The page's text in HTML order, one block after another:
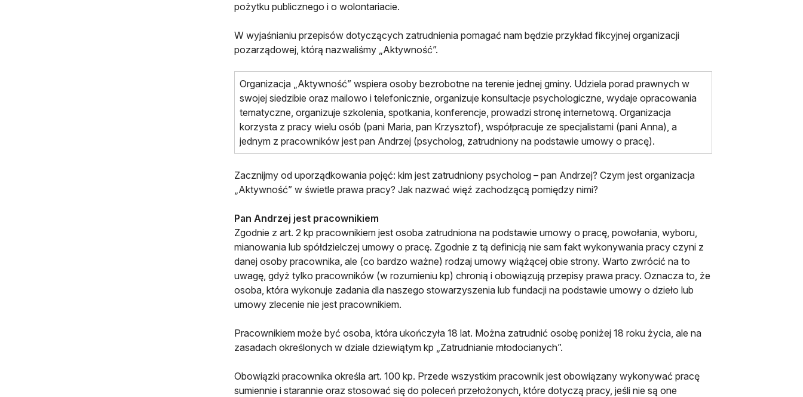
pożytku publicznego i o wolontariacie.
W wyjaśnianiu przepisów dotyczących zatrudnienia pomagać nam będzie przykład fikcyjnej organizacji
pozarządowej, którą nazwaliśmy „Aktywność”.
Organizacja „Aktywność” wspiera osoby bezrobotne na terenie jednej gminy. Udziela porad prawnych w
swojej siedzibie oraz mailowo i telefonicznie, organizuje konsultacje psychologiczne, wydaje opracowania
tematyczne, organizuje szkolenia, spotkania, konferencje, prowadzi stronę internetową. Organizacja
korzysta z pracy wielu osób (pani Maria, pan Krzysztof), współpracuje ze specjalistami (pani Anna), a
jednym z pracowników jest pan Andrzej (psycholog, zatrudniony na podstawie umowy o pracę).
Zacznijmy od uporządkowania pojęć: kim jest zatrudniony psycholog – pan Andrzej? Czym jest organizacja
„Aktywność” w świetle prawa pracy? Jak nazwać więź zachodzącą pomiędzy nimi?
Pan Andrzej jest pracownikiem
Zgodnie z art. 2 kp pracownikiem jest osoba zatrudniona na podstawie umowy o pracę, powołania, wyboru,
mianowania lub spółdzielczej umowy o pracę. Zgodnie z tą definicją nie sam fakt wykonywania pracy czyni z
danej osoby pracownika, ale (co bardzo ważne) rodzaj umowy wiążącej obie strony. Warto zwrócić na to
uwagę, gdyż tylko pracowników (w rozumieniu kp) chronią i obowiązują przepisy prawa pracy. Oznacza to, że
osoba, która wykonuje zadania dla naszego stowarzyszenia lub fundacji na podstawie umowy o dzieło lub
umowy zlecenie nie jest pracownikiem.
Pracownikiem może być osoba, która ukończyła 18 lat. Można zatrudnić osobę poniżej 18 roku życia, ale na
zasadach określonych w dziale dziewiątym kp „Zatrudnianie młodocianych”.
Obowiązki pracownika określa art. 100 kp. Przede wszystkim pracownik jest obowiązany wykonywać pracę
sumiennie i starannie oraz stosować się do poleceń przełożonych, które dotyczą pracy, jeśli nie są one